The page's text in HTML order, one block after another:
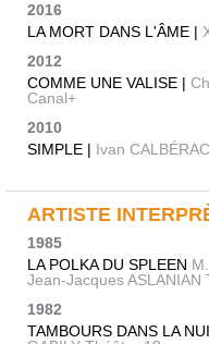
2016
LA MORT DANS L'ÂME |
2012
COMME UNE VALISE |
Canal+
2010
SIMPLE | Ivan
ARTISTE
1985
LA POLKA DU SPLEEN
Jean-Jacques ASLANIAN
1982
TAMBOURS DANS LA